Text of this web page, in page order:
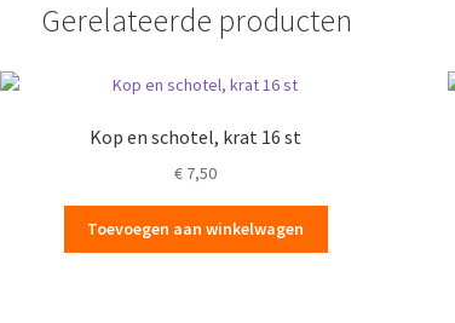
Gerelateerde producten
Kop en schotel, krat 16 st
€ 7,50
Toevoegen aan winkelwagen